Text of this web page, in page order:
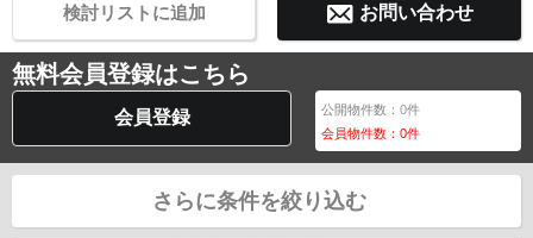
お問い合わせ
検討リストに追加
無料会員登録はこちら
会員登録 公開物件数：0件
会員物件数：0件
さらに条件を絞り込む